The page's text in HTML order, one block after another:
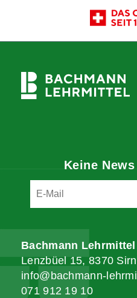
Keine
Bachmann Lehrmittel
Lenzbüel 15, 8370
info@bachmann-
071 912 19 10